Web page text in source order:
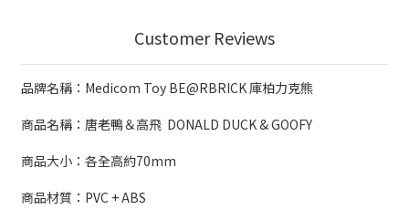
Customer Reviews
品牌名稱：Medicom Toy BE@RBRICK 庫柏力克熊
商品名稱：唐老鴨＆高飛 DONALD DUCK & GOOFY
商品大小：各全高約70mm
商品材質：PVC + ABS